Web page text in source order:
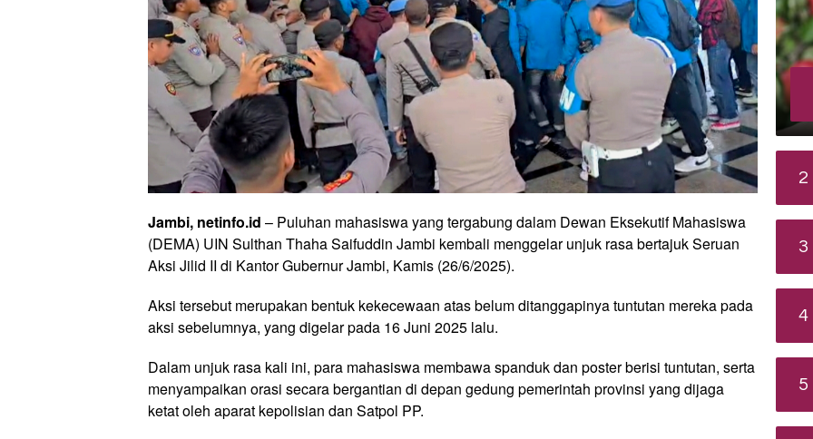
Jambi, netinfo.id – Puluhan mahasiswa yang tergabung dalam Dewan Eksekutif Mahasiswa
(DEMA) UIN Sulthan Thaha Saifuddin Jambi kembali menggelar unjuk rasa bertajuk Seruan
Aksi Jilid II di Kantor Gubernur Jambi, Kamis (26/6/2025).
Aksi tersebut merupakan bentuk kekecewaan atas belum ditanggapinya tuntutan mereka pada
aksi sebelumnya, yang digelar pada 16 Juni 2025 lalu.
Dalam unjuk rasa kali ini, para mahasiswa membawa spanduk dan poster berisi tuntutan, serta
menyampaikan orasi secara bergantian di depan gedung pemerintah provinsi yang dijaga
ketat oleh aparat kepolisian dan Satpol PP.
2
3
4
5